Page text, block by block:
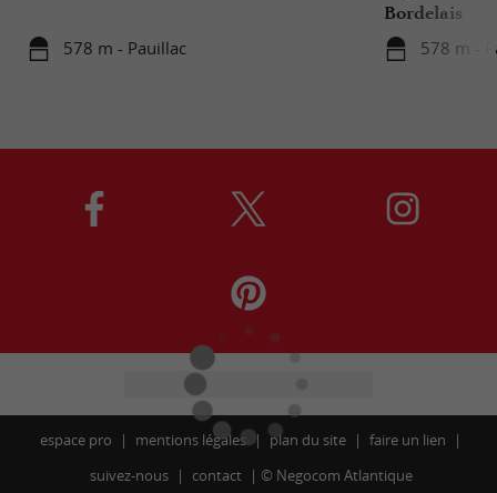
578 m - Pauillac
Bordelais
578 m -
espace pro mentions légales plan du site
faire un lien
suivez-nous
contact © Negocom Atlantique